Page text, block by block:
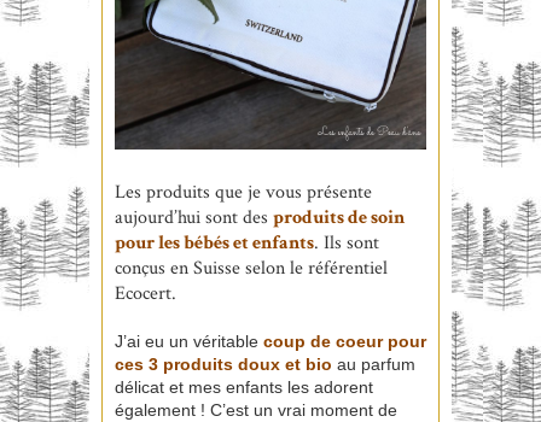
Les produits que je vous présente
aujourd’hui sont des produits de soin
pour les bébés et enfants. Ils sont
conçus en Suisse selon le référentiel
Ecocert.
J’ai eu un véritable coup de coeur pour
ces 3 produits doux et bio au parfum
délicat et mes enfants les adorent
également ! C’est un vrai moment de